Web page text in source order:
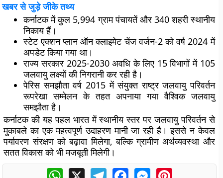
खबर से जुड़े जीके तथ्य
कर्नाटक में कुल 5,994 ग्राम पंचायतें और 340 शहरी स्थानीय
निकाय हैं।
स्टेट एक्शन प्लान ऑन क्लाइमेट चेंज वर्जन-2 को वर्ष 2024 में
अपडेट किया गया था।
राज्य सरकार 2025-2030 अवधि के लिए 15 विभागों में 105
जलवायु लक्ष्यों की निगरानी कर रही है।
पेरिस समझौता वर्ष 2015 में संयुक्त राष्ट्र जलवायु परिवर्तन
रूपरेखा सम्मेलन के तहत अपनाया गया वैश्विक जलवायु
समझौता है।
कर्नाटक की यह पहल भारत में स्थानीय स्तर पर जलवायु परिवर्तन से
मुकाबले का एक महत्वपूर्ण उदाहरण मानी जा रही है। इससे न केवल
पर्यावरण संरक्षण को बढ़ावा मिलेगा, बल्कि ग्रामीण अर्थव्यवस्था और
सतत विकास को भी मजबूती मिलेगी।
WhatsApp
X TelegramFacebookMessengerPinterest